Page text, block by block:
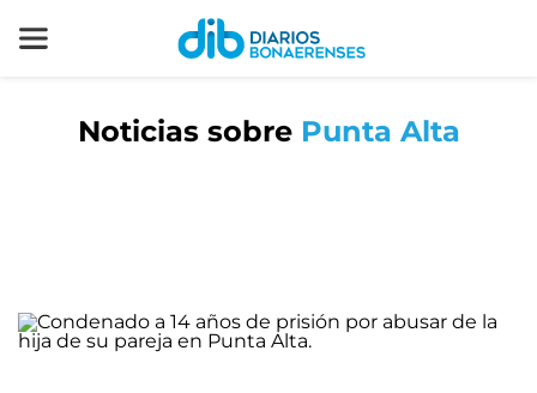
Noticias sobre Punta Alta